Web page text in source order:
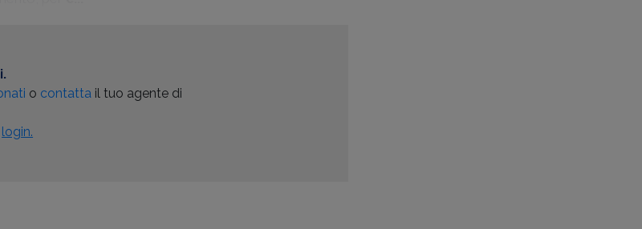
o contatta il tuo agente di
login.